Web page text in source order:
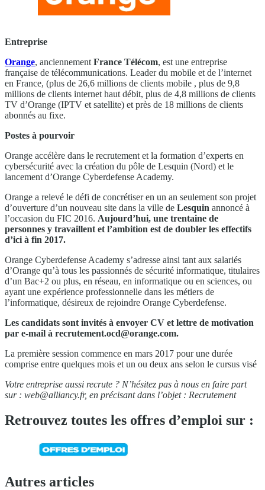
Entreprise
Orange, anciennement France Télécom, est une entreprise
française de télécommunications. Leader du mobile et de l’internet
en France, (plus de 26,6 millions de clients mobile , plus de 9,8
millions de clients internet haut débit, plus de 4,8 millions de clients
TV d’Orange (IPTV et satellite) et près de 18 millions de clients
abonnés au fixe.
Postes à pourvoir
Orange accélère dans le recrutement et la formation d’experts en
cybersécurité avec la création du pôle de Lesquin (Nord) et le
lancement d’Orange Cyberdefense Academy.
Orange a relevé le défi de concrétiser en un an seulement son projet
d’ouverture d’un nouveau site dans la ville de Lesquin annoncé à
l’occasion du FIC 2016. Aujourd’hui, une trentaine de
personnes y travaillent et l’ambition est de doubler les effectifs
d’ici à fin 2017.
Orange Cyberdefense Academy s’adresse ainsi tant aux salariés
d’Orange qu’à tous les passionnés de sécurité informatique, titulaires
d’un Bac+2 ou plus, en réseau, en informatique ou en sciences, ou
ayant une expérience professionnelle dans les métiers de
l’informatique, désireux de rejoindre Orange Cyberdefense.
Les candidats sont invités à envoyer CV et lettre de motivation
par e-mail à recrutement.ocd@orange.com.
La première session commence en mars 2017 pour une durée
comprise entre quelques mois et un ou deux ans selon le cursus visé
Votre entreprise aussi recrute ? N’hésitez pas à nous en faire part
sur : web@alliancy.fr, en précisant dans l’objet : Recrutement
Retrouvez toutes les offres d’emploi sur :
Autres articles